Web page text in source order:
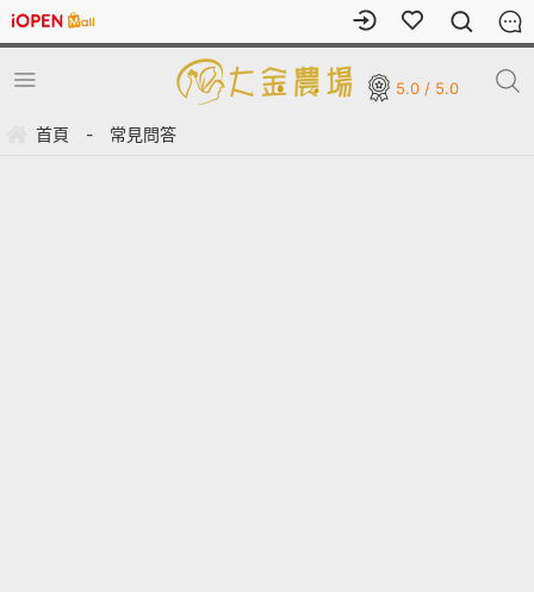
5.0 / 5.0
首頁 - 常見問答